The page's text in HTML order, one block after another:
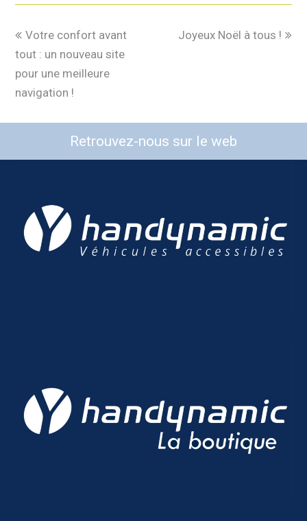
Votre confort avant
tout : un nouveau site
pour une meilleure
navigation !
Joyeux Noël à tous !
Retrouvez-nous sur le web